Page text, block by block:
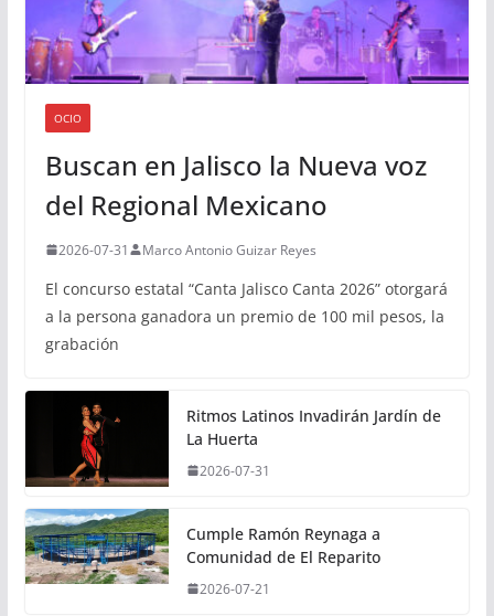
OCIO
Buscan en Jalisco la Nueva voz
del Regional Mexicano
2026-07-31 Marco Antonio Guizar Reyes
El concurso estatal “Canta Jalisco Canta 2026” otorgará
a la persona ganadora un premio de 100 mil pesos, la
grabación
Ritmos Latinos Invadirán Jardín de
La Huerta
2026-07-31
Cumple Ramón Reynaga a
Comunidad de El Reparito
2026-07-21